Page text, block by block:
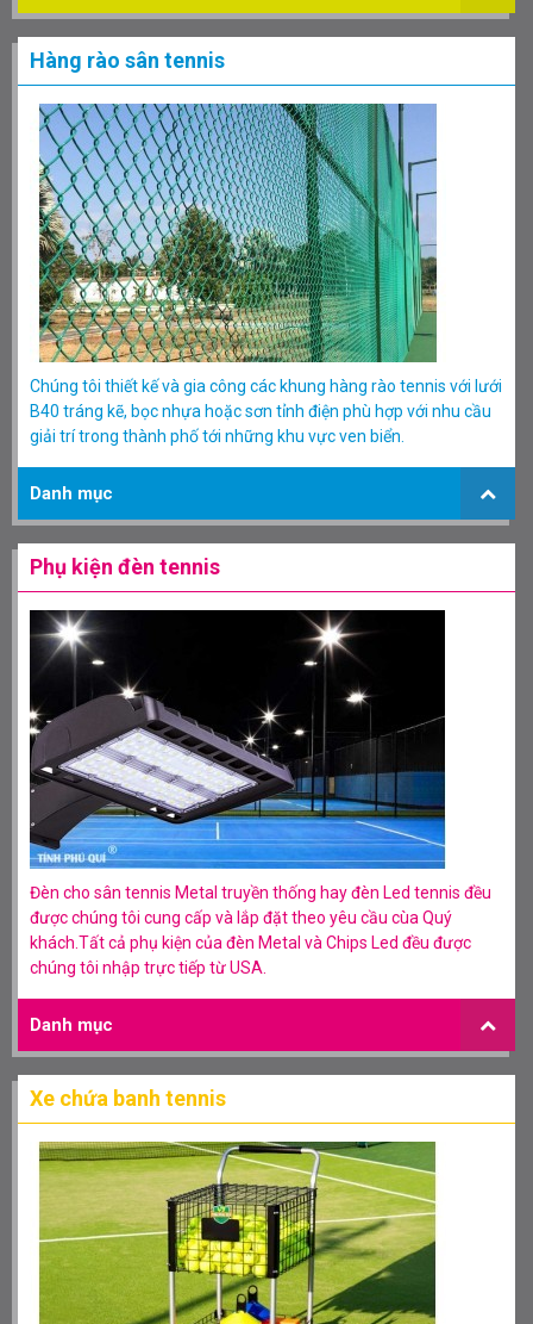
Hàng rào sân tennis
Chúng tôi thiết kế và gia công các khung hàng rào tennis với lưới
B40 tráng kẽ, bọc nhựa hoặc sơn tỉnh điện phù hợp với nhu cầu
giải trí trong thành phố tới những khu vực ven biển.
Danh mục
Phụ kiện đèn tennis
Đèn cho sân tennis Metal truyền thống hay đèn Led tennis đều
được chúng tôi cung cấp và lắp đặt theo yêu cầu cùa Quý
khách.Tất cả phụ kiện của đèn Metal và Chips Led đều được
chúng tôi nhập trực tiếp từ USA.
Danh mục
Xe chứa banh tennis